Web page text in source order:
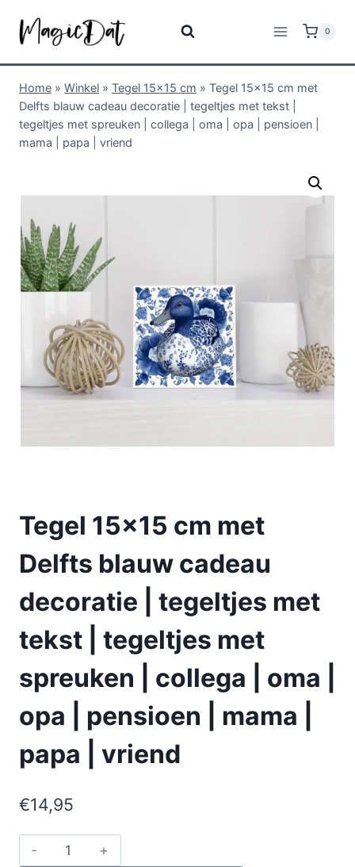
0
Home » Winkel » Tegel 15x15 cm » Tegel 15×15 cm met
Delfts blauw cadeau decoratie | tegeltjes met tekst |
tegeltjes met spreuken | collega | oma | opa | pensioen |
mama | papa | vriend
Tegel 15×15 cm met
Delfts blauw cadeau
decoratie | tegeltjes met
tekst | tegeltjes met
spreuken | collega | oma |
opa | pensioen | mama |
papa | vriend
€14,95